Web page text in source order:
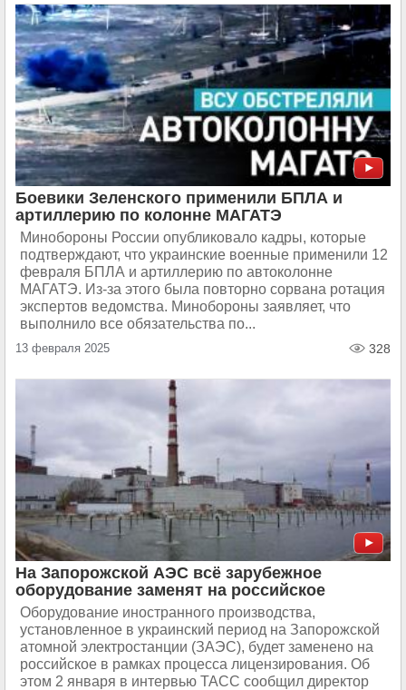
Боевики Зеленского применили БПЛА и
артиллерию по колонне МАГАТЭ
Минобороны России опубликовало кадры, которые
подтверждают, что украинские военные применили 12
февраля БПЛА и артиллерию по автоколонне
МАГАТЭ. Из-за этого была повторно сорвана ротация
экспертов ведомства. Минобороны заявляет, что
выполнило все обязательства по...
13 февраля 2025 328
На Запорожской АЭС всё зарубежное
оборудование заменят на российское
Оборудование иностранного производства,
установленное в украинский период на Запорожской
атомной электростанции (ЗАЭС), будет заменено на
российское в рамках процесса лицензирования. Об
этом 2 января в интервью ТАСС сообщил директор